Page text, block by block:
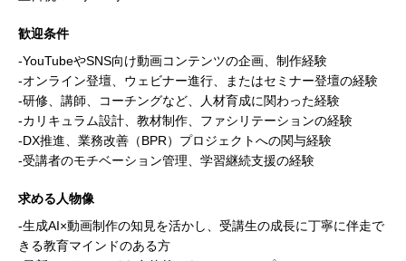
歓迎条件
-YouTubeやSNS向け動画コンテンツの企画、制作経験
-オンライン登壇、ウェビナー進行、またはセミナー登壇の経験
-研修、講師、コーチングなど、人材育成に関わった経験
-カリキュラム設計、教材制作、ファシリテーションの経験
-DX推進、業務改善（BPR）プロジェクトへの関与経験
-受講者のモチベーション管理、学習継続支援の経験
求める人物像
-生成AI×動画制作の知見を活かし、受講生の成長に丁寧に伴走で
きる教育マインドのある方